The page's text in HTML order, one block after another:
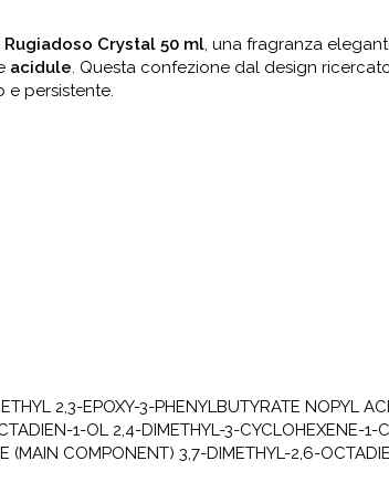
Crystal 50 ml, una fragranza
acidule. Questa confezione dal design
persistente.
2,3-EPOXY-3-PHENYLBUTYRATE NOPYL
1-OL 2,4-DIMETHYL-3-CYCLOHEXENE-1-
COMPONENT) 3,7-DIMETHYL-2,6-